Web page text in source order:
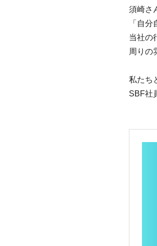
須崎さ
「自
当社の
周りの
私たち
SBF社